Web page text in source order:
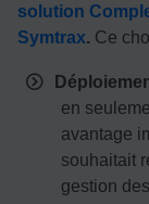
solution
Symtrax. Ce
en
avantage
souhaitait
gestion